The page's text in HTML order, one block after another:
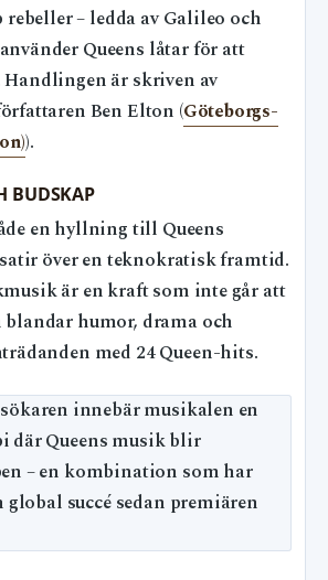
rebeller – ledda av Galileo och
Queens låtar för att
är skriven av
Ben Elton (Göteborgs-
).
BUDSKAP
en hyllning till Queens
över en teknokratisk framtid.
är en kraft som inte går att
blandar humor, drama och
med 24 Queen-hits.
innebär musikalen en
där Queens musik blir
– en kombination som har
succé sedan premiären